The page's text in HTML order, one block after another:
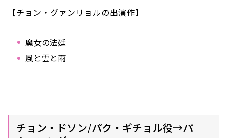
【チョン・グァンリョルの出演作】
魔女の法廷
風と雲と雨
チョン・ドソン/パク・ギチョル役→パ